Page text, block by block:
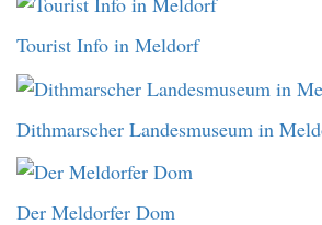
Tourist Info in Meldorf
Dithmarscher Landesmuseum in
Der Meldorfer Dom